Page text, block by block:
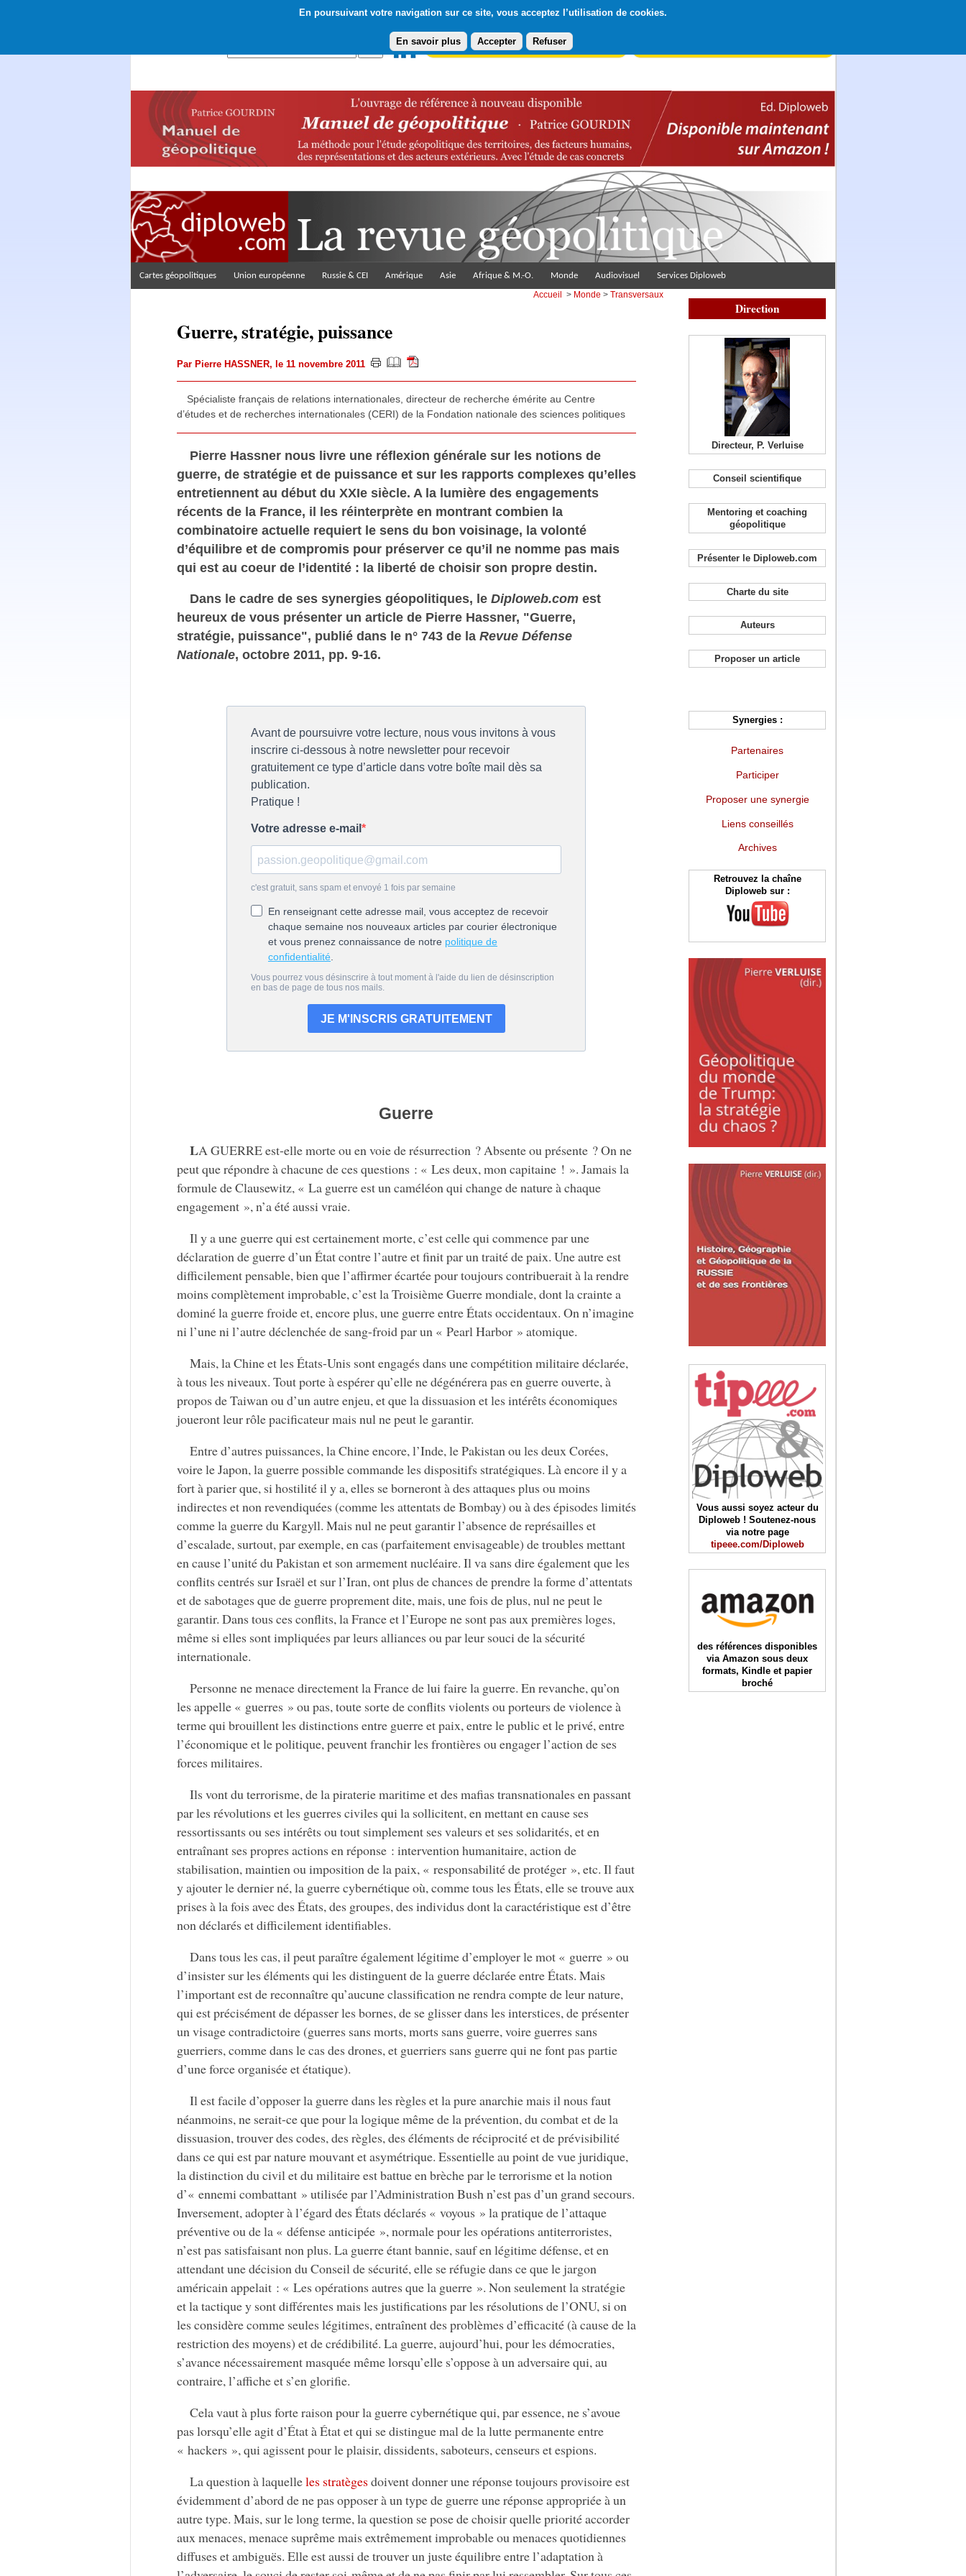
En poursuivant votre navigation sur ce site, vous acceptez l’utilisation de cookies.
En savoir plus Accepter Refuser
Abonnement gratuit à la Lettre du Diploweb
Cartes géopolitiques Union européenne Russie & CEI Amérique Asie Afrique & M.-O. Monde Audiovisuel Services Diploweb
Accueil > Monde >Transversaux
Guerre, stratégie, puissance
Par Pierre HASSNER, le 11 novembre 2011
Spécialiste français de relations internationales, directeur de recherche émérite au Centre
d’études et de recherches internationales (CERI) de la Fondation nationale des sciences politiques
Pierre Hassner nous livre une réflexion générale sur les notions de
guerre, de stratégie et de puissance et sur les rapports complexes qu’elles
entretiennent au début du XXIe siècle. A la lumière des engagements
récents de la France, il les réinterprète en montrant combien la
combinatoire actuelle requiert le sens du bon voisinage, la volonté
d’équilibre et de compromis pour préserver ce qu’il ne nomme pas mais
qui est au coeur de l’identité : la liberté de choisir son propre destin.
Dans le cadre de ses synergies géopolitiques, le Diploweb.comest
heureux de vous présenter un article de Pierre Hassner, "Guerre,
stratégie, puissance", publié dans le n° 743 de la Revue Défense
Nationale, octobre 2011, pp. 9-16.
Guerre
LA GUERRE est-elle morte ou en voie de résurrection ? Absente ou présente ? On ne
peut que répondre à chacune de ces questions : « Les deux, mon capitaine ! ». Jamais la
formule de Clausewitz, « La guerre est un caméléon qui change de nature à chaque
engagement », n’a été aussi vraie.
Il y a une guerre qui est certainement morte, c’est celle qui commence par une
déclaration de guerre d’un État contre l’autre et finit par un traité de paix. Une autre est
difficilement pensable, bien que l’affirmer écartée pour toujours contribuerait à la rendre
moins complètement improbable, c’est la Troisième Guerre mondiale, dont la crainte a
dominé la guerre froide et, encore plus, une guerre entre États occidentaux. On n’imagine
ni l’une ni l’autre déclenchée de sang-froid par un « Pearl Harbor » atomique.
Mais, la Chine et les États-Unis sont engagés dans une compétition militaire déclarée,
à tous les niveaux. Tout porte à espérer qu’elle ne dégénérera pas en guerre ouverte, à
propos de Taiwan ou d’un autre enjeu, et que la dissuasion et les intérêts économiques
joueront leur rôle pacificateur mais nul ne peut le garantir.
Entre d’autres puissances, la Chine encore, l’Inde, le Pakistan ou les deux Corées,
voire le Japon, la guerre possible commande les dispositifs stratégiques. Là encore il y a
fort à parier que, si hostilité il y a, elles se borneront à des attaques plus ou moins
indirectes et non revendiquées (comme les attentats de Bombay) ou à des épisodes limités
comme la guerre du Kargyll. Mais nul ne peut garantir l’absence de représailles et
d’escalade, surtout, par exemple, en cas (parfaitement envisageable) de troubles mettant
en cause l’unité du Pakistan et son armement nucléaire. Il va sans dire également que les
conflits centrés sur Israël et sur l’Iran, ont plus de chances de prendre la forme d’attentats
et de sabotages que de guerre proprement dite, mais, une fois de plus, nul ne peut le
garantir. Dans tous ces conflits, la France et l’Europe ne sont pas aux premières loges,
même si elles sont impliquées par leurs alliances ou par leur souci de la sécurité
internationale.
Personne ne menace directement la France de lui faire la guerre. En revanche, qu’on
les appelle « guerres » ou pas, toute sorte de conflits violents ou porteurs de violence à
terme qui brouillent les distinctions entre guerre et paix, entre le public et le privé, entre
l’économique et le politique, peuvent franchir les frontières ou engager l’action de ses
forces militaires.
Ils vont du terrorisme, de la piraterie maritime et des mafias transnationales en passant
par les révolutions et les guerres civiles qui la sollicitent, en mettant en cause ses
ressortissants ou ses intérêts ou tout simplement ses valeurs et ses solidarités, et en
entraînant ses propres actions en réponse : intervention humanitaire, action de
stabilisation, maintien ou imposition de la paix, « responsabilité de protéger », etc. Il faut
y ajouter le dernier né, la guerre cybernétique où, comme tous les États, elle se trouve aux
prises à la fois avec des États, des groupes, des individus dont la caractéristique est d’être
non déclarés et difficilement identifiables.
Dans tous les cas, il peut paraître également légitime d’employer le mot « guerre » ou
d’insister sur les éléments qui les distinguent de la guerre déclarée entre États. Mais
l’important est de reconnaître qu’aucune classification ne rendra compte de leur nature,
qui est précisément de dépasser les bornes, de se glisser dans les interstices, de présenter
un visage contradictoire (guerres sans morts, morts sans guerre, voire guerres sans
guerriers, comme dans le cas des drones, et guerriers sans guerre qui ne font pas partie
d’une force organisée et étatique).
Il est facile d’opposer la guerre dans les règles et la pure anarchie mais il nous faut
néanmoins, ne serait-ce que pour la logique même de la prévention, du combat et de la
dissuasion, trouver des codes, des règles, des éléments de réciprocité et de prévisibilité
dans ce qui est par nature mouvant et asymétrique. Essentielle au point de vue juridique,
la distinction du civil et du militaire est battue en brèche par le terrorisme et la notion
d’« ennemi combattant » utilisée par l’Administration Bush n’est pas d’un grand secours.
Inversement, adopter à l’égard des États déclarés « voyous » la pratique de l’attaque
préventive ou de la « défense anticipée », normale pour les opérations antiterroristes,
n’est pas satisfaisant non plus. La guerre étant bannie, sauf en légitime défense, et en
attendant une décision du Conseil de sécurité, elle se réfugie dans ce que le jargon
américain appelait : « Les opérations autres que la guerre ». Non seulement la stratégie
et la tactique y sont différentes mais les justifications par les résolutions de l’ONU, si on
les considère comme seules légitimes, entraînent des problèmes d’efficacité (à cause de la
restriction des moyens) et de crédibilité. La guerre, aujourd’hui, pour les démocraties,
s’avance nécessairement masquée même lorsqu’elle s’oppose à un adversaire qui, au
contraire, l’affiche et s’en glorifie.
Cela vaut à plus forte raison pour la guerre cybernétique qui, par essence, ne s’avoue
pas lorsqu’elle agit d’État à État et qui se distingue mal de la lutte permanente entre
« hackers », qui agissent pour le plaisir, dissidents, saboteurs, censeurs et espions.
La question à laquelleles stratègesdoivent donner une réponse toujours provisoire est
évidemment d’abord de ne pas opposer à un type de guerre une réponse appropriée à un
autre type. Mais, sur le long terme, la question se pose de choisir quelle priorité accorder
aux menaces, menace suprême mais extrêmement improbable ou menaces quotidiennes
diffuses et ambiguës. Elle est aussi de trouver un juste équilibre entre l’adaptation à
Direction
Directeur, P. Verluise
Conseil scientifique
Mentoring et coaching
géopolitique
Présenter le Diploweb.com
Charte du site
Auteurs
Proposer un article
Synergies :
Partenaires
Participer
Proposer une synergie
Liens conseillés
Archives
Retrouvez la chaîne
Diploweb sur :
Vous aussi soyez acteur du
Diploweb ! Soutenez-nous
via notre page
tipeee.com/Diploweb
des références disponibles
via Amazon sous deux
formats, Kindle et papier
broché